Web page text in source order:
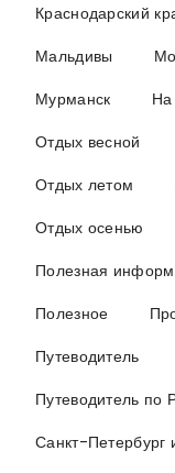
Краснодарский
Мальдивы
Мурманск
Отдых весной
Отдых летом
Отдых осенью
Полезная
Полезное
Путеводитель
Путеводитель по
Санкт-Петербург